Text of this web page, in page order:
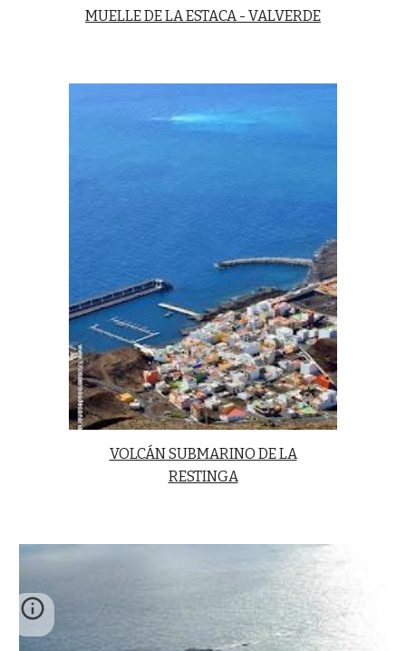
MUELLE DE LA ESTACA - VALVERDE
VOLCÁN SUBMARINO DE LA
RESTINGA